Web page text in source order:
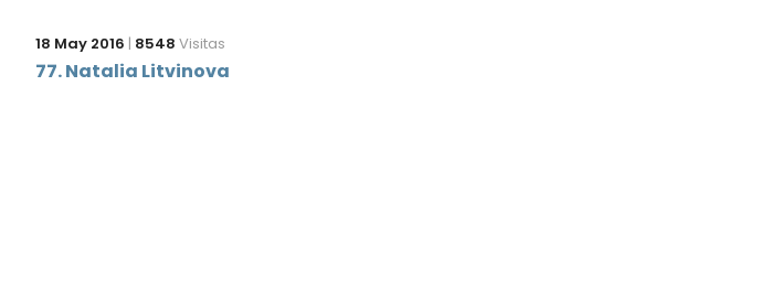
18 May 2016 | 8548 Visitas
77. Natalia Litvinova